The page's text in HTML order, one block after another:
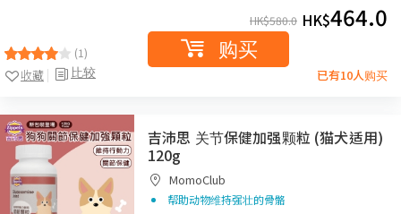
(1)
比较
收藏
HK$580.0 HK$464.0
购买
已有10人购买
吉沛思 关节保健加强颗粒 (猫犬适用)
120g
MomoClub
帮助动物维持强壮的骨骼